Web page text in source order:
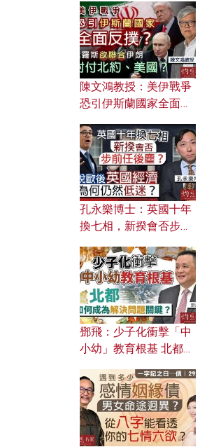
文之美？ 日常寫作如何
應用？
陳文鴻教授：美伊戰爭
恐引伊斯蘭國家全面反
對付北約美國？
孔永樂博士：英國十年
換七相，新揆會否步前
濟為何仍然低迷？
鄧飛：少子化衝擊「中
小幼」教育根基 北都如